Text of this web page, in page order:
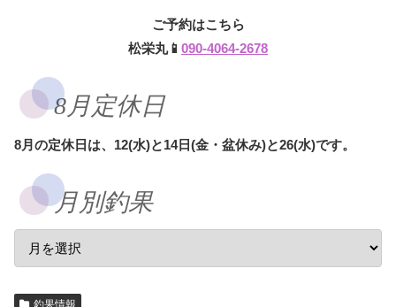
ご予約はこちら
松栄丸📱 090-4064-2678
8月定休日
8月の定休日は、12(水)と14日(金・盆休み)と26(水)です。
月別釣果
釣果情報